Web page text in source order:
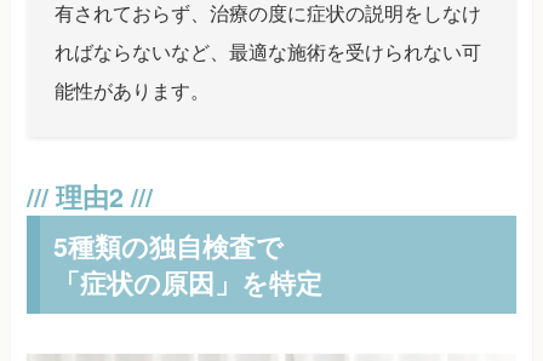
有されておらず、治療の度に症状の説明をしなけ
ればならないなど、最適な施術を受けられない可
能性があります。
5種類の独自検査で
「症状の原因」を特定